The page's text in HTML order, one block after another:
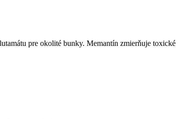
pre okolité bunky. Memantín zmierňuje toxické